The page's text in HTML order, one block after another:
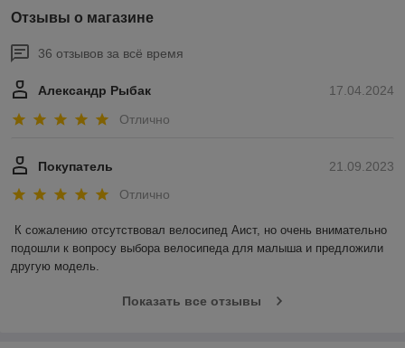
Отзывы о магазине
36 отзывов за всё время
17.04.2024
Александр Рыбак
Отлично
21.09.2023
Покупатель
Отлично
К сожалению отсутствовал велосипед Аист, но очень внимательно
подошли к вопросу выбора велосипеда для малыша и предложили
другую модель.
Показать все отзывы